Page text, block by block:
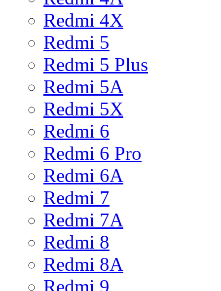
Redmi 4X
Redmi 5
Redmi 5 Plus
Redmi 5A
Redmi 5X
Redmi 6
Redmi 6 Pro
Redmi 6A
Redmi 7
Redmi 7A
Redmi 8
Redmi 8A
Redmi 9